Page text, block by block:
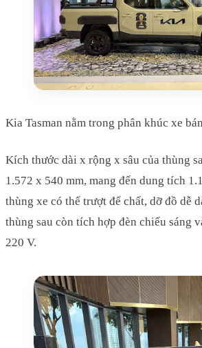
Kia Tasman nằm trong phân khúc xe
Kích thước dài x rộng x sâu của thùng
1.572 x 540 mm, mang đến dung tích
thùng xe có thể trượt để chất, dỡ đồ dễ
thùng sau còn tích hợp đèn chiếu sáng
220 V.